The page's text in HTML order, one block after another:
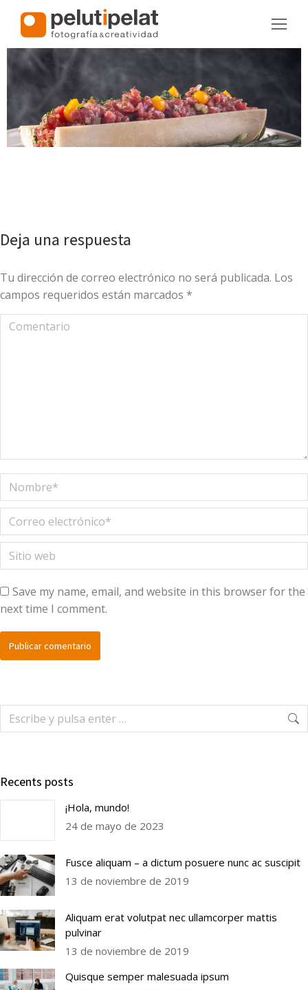
Deja una respuesta
Tu dirección de correo electrónico no será publicada. Los
campos requeridos están marcados *
Comentario
Nombre *
Correo electrónico *
Sitio web
Save my name, email, and website in this browser for the
next time I comment.
Publicar comentario
Recents posts
¡Hola, mundo!
24 de mayo de 2023
Fusce aliquam – a dictum posuere nunc ac suscipit
13 de noviembre de 2019
Aliquam erat volutpat nec ullamcorper mattis
pulvinar
13 de noviembre de 2019
Quisque semper malesuada ipsum